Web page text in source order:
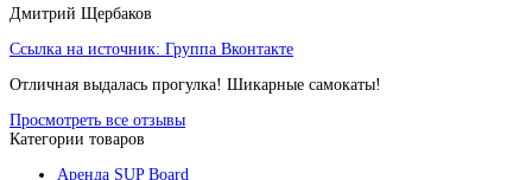
Дмитрий Щербаков
Ссылка на источник: Группа Вконтакте
Отличная выдалась прогулка! Шикарные самокаты!
Просмотреть все отзывы
Категории товаров
Аренда SUP Board